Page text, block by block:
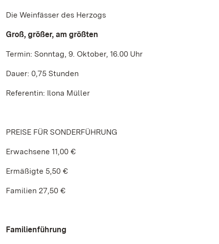
Die Weinfässer des Herzogs
Groß, größer, am größten
Termin: Sonntag, 9. Oktober, 16.00 Uhr
Dauer: 0,75 Stunden
Referentin: Ilona Müller
PREISE FÜR SONDERFÜHRUNG
Erwachsene 11,00 €
Ermäßigte 5,50 €
Familien 27,50 €
Familienführung